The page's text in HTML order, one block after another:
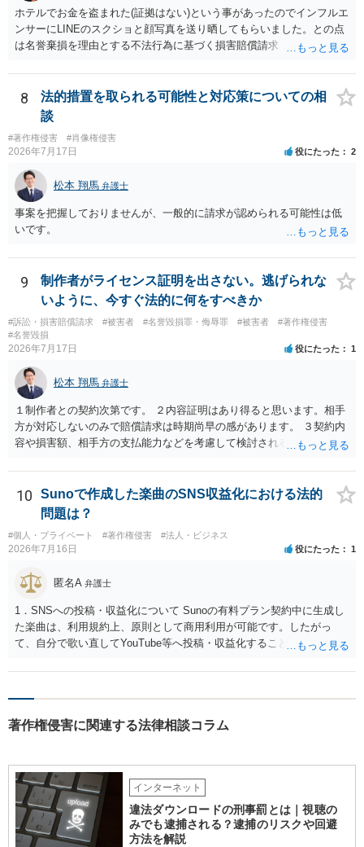
ホテルでお金を盗まれた(証拠はない)という事があったのでインフルエ
ンサーにLINEのスクショと顔写真を送り晒してもらいました。との点
は名誉棄損を理由とする不法行為に基づく損害賠償請求（共同不法行
その人が会社を経営しているようで仕事が飛んだとのことでその分の
賠償金と8人分の従業員の年間利益を請求すると言われています。」で
の計算がすべて損害とならないかと思いますので、損害額で争っても
良いかと思います。ご参考にしてください。
8
法的措置を取られる可能性と対応策についての相
談
#著作権侵害 #肖像権侵害
2026年7月17日 役にたった 2
松本 翔馬 弁護士
事案を把握しておりませんが、一般的に請求が認められる可能性は低
いです。
9
制作者がライセンス証明を出さない。逃げられな
いように、今すぐ法的に何をすべきか
#訴訟・損害賠償請求 #被害者 #名誉毀損罪・侮辱罪 #被害者
#著作権侵害
#名誉毀損
2026年7月17日 役にたった 1
松本 翔馬 弁護士
１制作者との契約次第です。 ２内容証明はあり得ると思います。相手
方が対応しないのみで賠償請求は時期尚早の感があります。 ３契約内
容や損害額、相手方の支払能力などを考慮して検討されるとよいでし
求する場合もありますが、認められるのはごく一部です。 ５事案の詳
細な検討が必要です。遅延損害金の発生なども確認するとよいでしょ
う。 ６弁護士に窓口を一本化して、直接連絡を避けることも方法の一
10
Sunoで作成した楽曲のSNS収益化における法的
問題は？
#個人・プライベート #著作権侵害 #法人・ビジネス
2026年7月16日 役にたった 1
匿名A 弁護士
1．SNSへの投稿・収益化について Sunoの有料プラン契約中に生成し
た楽曲は、利用規約上、原則として商用利用が可能です。したがっ
て、自分で歌い直してYouTube等へ投稿・収益化することも、通常は
確認してください。 2．メロディーや伴奏の使用について AIボーカル
ば、原則として使用可能です。 3．著作権とJASRAC登録について Su
の創作的な関与が乏しい場合、著作権が認められない可能性がありま
す。自分で歌い直しただけで、作曲部分の著作権が発生するわけでも
ありません。 なお、自分で歌い直した歌唱については、楽曲自体に著
作権が成立するか否かとは別に、実演家としての著作隣接権が生じま
す。ただし、この権利は、Sunoが生成したメロディーや伴奏自体につ
著作権侵害に関連する法律相談コラム
インターネット
違法ダウンロードの刑事罰とは｜視聴の
みでも逮捕される？逮捕のリスクや回避
方法を解説